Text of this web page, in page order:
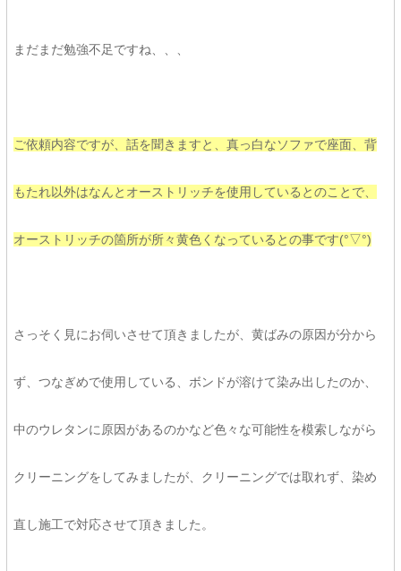
まだまだ勉強不足ですね、、、
ご依頼内容ですが、話を聞きますと、真っ白なソファで座面、背
もたれ以外はなんとオーストリッチを使用しているとのことで、
オーストリッチの箇所が所々黄色くなっているとの事です(°▽°)
さっそく見にお伺いさせて頂きましたが、黄ばみの原因が分から
ず、つなぎめで使用している、ボンドが溶けて染み出したのか、
中のウレタンに原因があるのかなど色々な可能性を模索しながら
クリーニングをしてみましたが、クリーニングでは取れず、染め
直し施工で対応させて頂きました。